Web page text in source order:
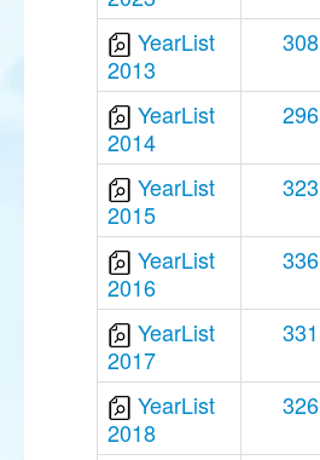
YearList
2013
308
YearList
2014
296
YearList
2015
323
YearList
2016
336
YearList
2017
331
YearList
2018
326